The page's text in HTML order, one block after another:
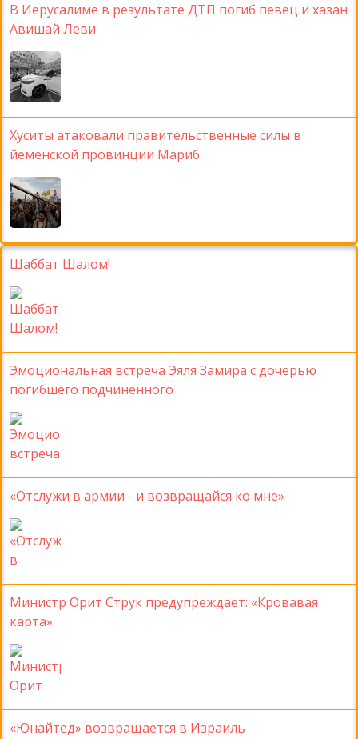
В Иерусалиме в результате ДТП погиб певец и хазан
Авишай Леви
Хуситы атаковали правительственные силы в
йеменской провинции Мариб
Шаббат Шалом!
Эмоциональная встреча Эяля Замира с дочерью
погибшего подчиненного
«Отслужи в армии - и возвращайся ко мне»
Министр Орит Струк предупреждает: «Кровавая
карта»
«Юнайтед» возвращается в Израиль